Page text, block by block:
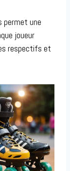
permet une
joueur
respectifs et